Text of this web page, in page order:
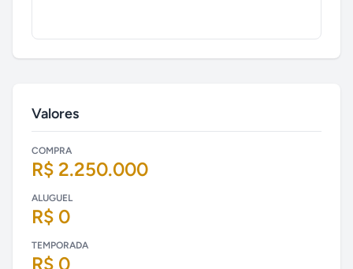
Valores
COMPRA
R$ 2.250.000
ALUGUEL
R$ 0
TEMPORADA
R$ 0